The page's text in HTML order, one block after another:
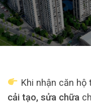
Khi nhận căn hộ
cải tạo, sửa chữa